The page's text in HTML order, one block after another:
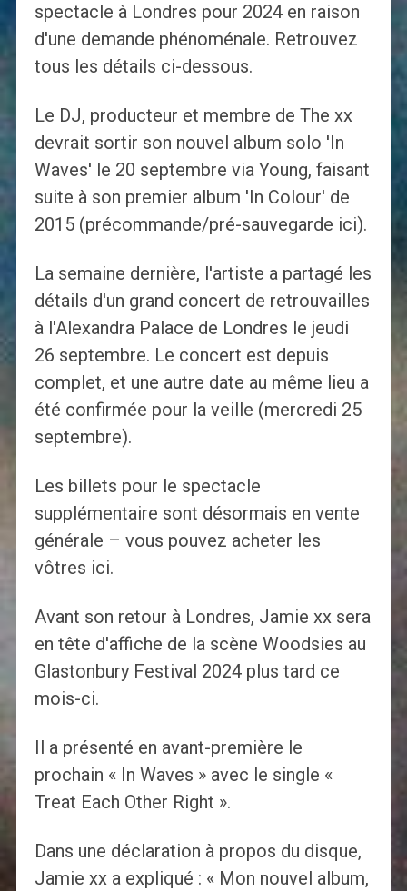
spectacle à Londres pour 2024 en raison
d'une demande phénoménale. Retrouvez
tous les détails ci-dessous.
Le DJ, producteur et membre de The xx
devrait sortir son nouvel album solo 'In
Waves' le 20 septembre via Young, faisant
suite à son premier album 'In Colour' de
2015 (précommande/pré-sauvegarde ici).
La semaine dernière, l'artiste a partagé les
détails d'un grand concert de retrouvailles
à l'Alexandra Palace de Londres le jeudi
26 septembre. Le concert est depuis
complet, et une autre date au même lieu a
été confirmée pour la veille (mercredi 25
septembre).
Les billets pour le spectacle
supplémentaire sont désormais en vente
générale – vous pouvez acheter les
vôtres ici.
Avant son retour à Londres, Jamie xx sera
en tête d'affiche de la scène Woodsies au
Glastonbury Festival 2024 plus tard ce
mois-ci.
Il a présenté en avant-première le
prochain « In Waves » avec le single «
Treat Each Other Right ».
Dans une déclaration à propos du disque,
Jamie xx a expliqué : « Mon nouvel album,